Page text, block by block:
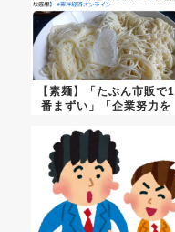
【素麺】「たぶん市販で1
番まずい」「企業努力を